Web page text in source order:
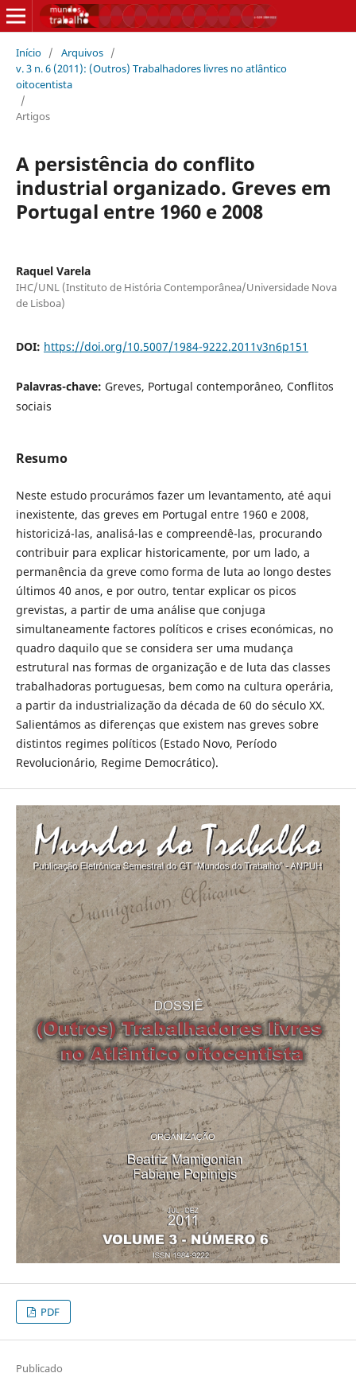
Início / Arquivos /
v. 3 n. 6 (2011): (Outros) Trabalhadores livres no atlântico
oitocentista
/
Artigos
A persistência do conflito
industrial organizado. Greves em
Portugal entre 1960 e 2008
Raquel Varela
IHC/UNL (Instituto de História Contemporânea/Universidade Nova
de Lisboa)
DOI: https://doi.org/10.5007/1984-9222.2011v3n6p151
Palavras-chave: Greves, Portugal contemporâneo, Conflitos
sociais
Resumo
Neste estudo procurámos fazer um levantamento, até aqui
inexistente, das greves em Portugal entre 1960 e 2008,
historicizá-las, analisá-las e compreendê-las, procurando
contribuir para explicar historicamente, por um lado, a
permanência da greve como forma de luta ao longo destes
últimos 40 anos, e por outro, tentar explicar os picos
grevistas, a partir de uma análise que conjuga
simultaneamente factores políticos e crises económicas, no
quadro daquilo que se considera ser uma mudança
estrutural nas formas de organização e de luta das classes
trabalhadoras portuguesas, bem como na cultura operária,
a partir da industrialização da década de 60 do século XX.
Salientámos as diferenças que existem nas greves sobre
distintos regimes políticos (Estado Novo, Período
Revolucionário, Regime Democrático).
PDF
Publicado